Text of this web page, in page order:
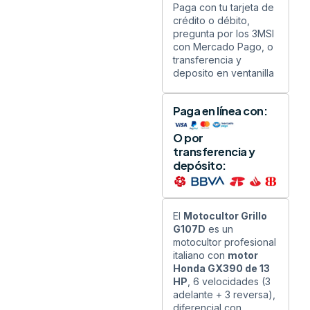
Paga con tu tarjeta de
crédito o débito,
pregunta por los 3MSI
con Mercado Pago, o
transferencia y
deposito en ventanilla
Paga en línea con:
O por
transferencia y
depósito:
El Motocultor Grillo
G107D es un
motocultor profesional
italiano con motor
Honda GX390 de 13
HP , 6 velocidades (3
adelante + 3 reversa),
diferencial con